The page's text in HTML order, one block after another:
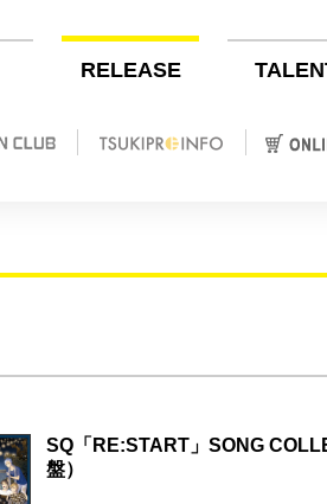
RELEASE
SQ「RE:START」SONG
盤）